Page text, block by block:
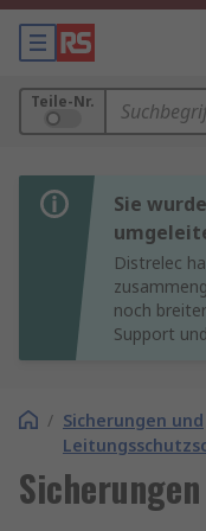
Teile-Nr.
Sie
Distrelec
noch
Support
/ Sicherungen und
Sicherungen